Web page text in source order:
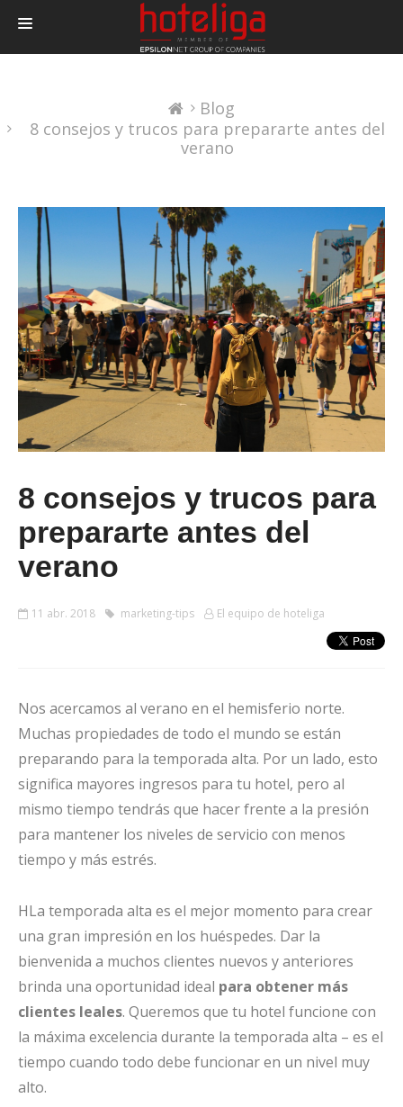
INTEGRACIONES
CONTACTAR
LOGIN
Blog
8 consejos y trucos para prepararte antes del
verano
8 consejos y trucos para
prepararte antes del
verano
11 abr. 2018 marketing-tips El equipo de hoteliga
Nos acercamos al verano en el hemisferio norte.
Muchas propiedades de todo el mundo se están
preparando para la temporada alta. Por un lado, esto
significa mayores ingresos para tu hotel, pero al
mismo tiempo tendrás que hacer frente a la presión
para mantener los niveles de servicio con menos
tiempo y más estrés.
HLa temporada alta es el mejor momento para crear
una gran impresión en los huéspedes. Dar la
bienvenida a muchos clientes nuevos y anteriores
brinda una oportunidad ideal para obtener más
clientes leales. Queremos que tu hotel funcione con
la máxima excelencia durante la temporada alta – es el
tiempo cuando todo debe funcionar en un nivel muy
alto.